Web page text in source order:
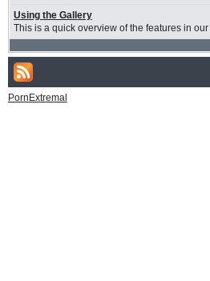
Using the Gallery
This is a quick overview of the features in
PornExtremal